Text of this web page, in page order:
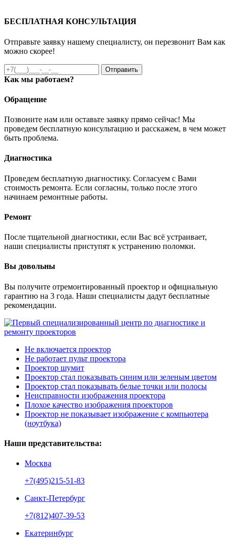
БЕСПЛАТНАЯ КОНСУЛЬТАЦИЯ
Отправьте заявку нашему специалисту, он перезвонит Вам как
можно скорее!
Отправить
Как мы работаем?
Обращение
Позвоните нам или оставьте заявку прямо сейчас! Мы
проведем бесплатную консультацию и расскажем, в чем может
быть проблема.
Диагностика
Проведем бесплатную диагностику. Согласуем с Вами
стоимость ремонта. Если согласны, только после этого
начинаем ремонтные работы.
Ремонт
После тщательной диагностики, если Вас всё устраивает,
наши специалисты приступят к устранению поломки.
Вы довольны
Вы получите отремонтированный проектор и официальную
гарантию на 3 года. Наши специалисты дадут бесплатные
рекомендации.
Не включается проектор
Не работает пульт проектора
Проектор шумит
Проектор стал показывать синим или зеленым цветом
Проектор стал показывать белые точки или полосы
Неисправности изображения проектора
Плохое качество изображения проекторов
Проектор не показывает изображение с компьютера
(ноутбука)
Наши представительства:
Москва
+7(495)215-51-83
Санкт-Петербург
+7(812)407-39-53
Екатеринбург